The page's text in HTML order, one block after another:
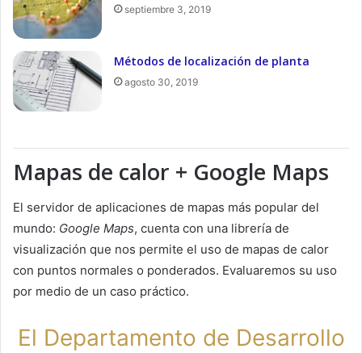
septiembre 3, 2019
Métodos de localización de planta
agosto 30, 2019
Mapas de calor + Google Maps
El servidor de aplicaciones de mapas más popular del
mundo: Google Maps, cuenta con una librería de
visualización que nos permite el uso de mapas de calor
con puntos normales o ponderados. Evaluaremos su uso
por medio de un caso práctico.
El Departamento de Desarrollo